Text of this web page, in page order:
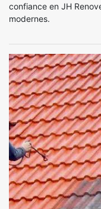
confiance en JH
modernes.